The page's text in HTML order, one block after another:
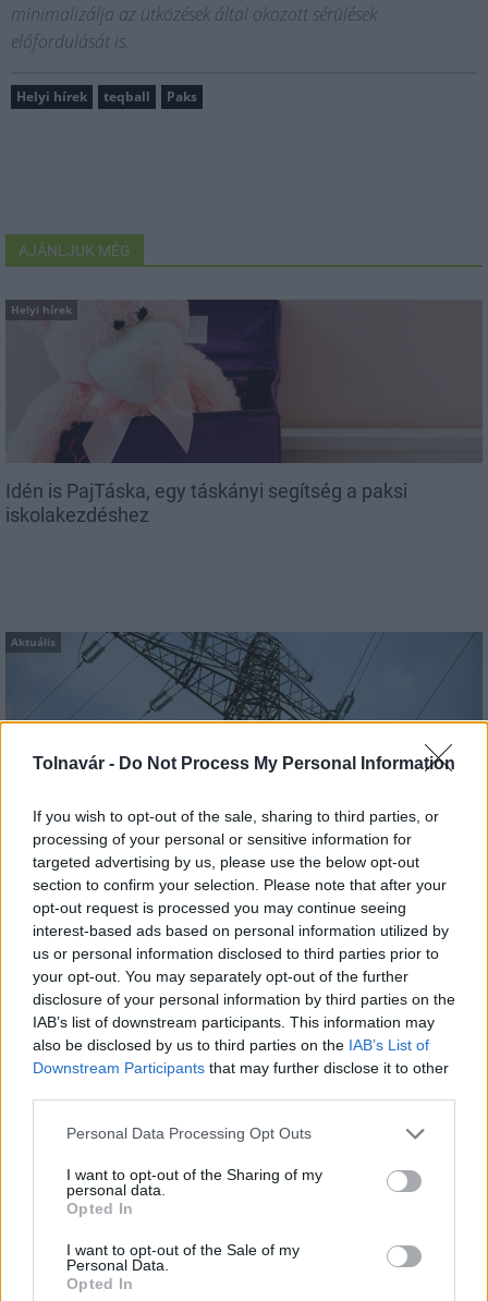
Tolnavár - Do Not Process My Personal Information
If you wish to opt-out of the sale, sharing to third parties, or
processing of your personal or sensitive information for
targeted advertising by us, please use the below opt-out
section to confirm your selection. Please note that after your
opt-out request is processed you may continue seeing
interest-based ads based on personal information utilized by
us or personal information disclosed to third parties prior to
your opt-out. You may separately opt-out of the further
disclosure of your personal information by third parties on the
IAB’s list of downstream participants. This information may
also be disclosed by us to third parties on the IAB’s List of
Downstream Participants that may further disclose it to other
Please note that this website/app uses one or more Google
not limited to your visit or usage behaviour. You may click to
grant or deny consent to Google and its third-party tags to
use your data for below specified purposes in below Google
consent section.
Personal Data Processing Opt Outs
I want to opt-out of the Sharing of my
personal data.
Opted In
I want to opt-out of the Sale of my
Personal Data.
Opted In
minimalizálja az ütközések által okozott sérülések
előfordulását is.
Helyi hírek teqball Paks
AJÁNLJUK MÉG
Helyi hírek
Idén is PajTáska, egy táskányi segítség a paksi
iskolakezdéshez
Aktuális
Energiaválság: az éjszakai fordulat bizakodásra ad okot
Aktuális
az utolsó turbina